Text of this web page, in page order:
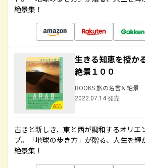
絶景集！
生きる知恵を授か
絶景１００
BOOKS 旅の名言＆絶景
2022.07.14 発売
古きと新しき、東と西が調和するオリエ
ブ。「地球の歩き方」が贈る、人生を輝
絶景集！